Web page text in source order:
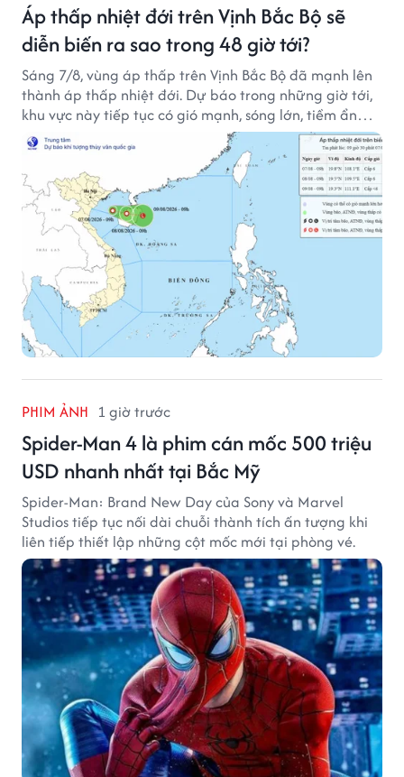
Áp thấp nhiệt đới trên Vịnh Bắc Bộ sẽ
diễn biến ra sao trong 48 giờ tới?
Sáng 7/8, vùng áp thấp trên Vịnh Bắc Bộ đã mạnh lên
thành áp thấp nhiệt đới. Dự báo trong những giờ tới,
khu vực này tiếp tục có gió mạnh, sóng lớn, tiềm ẩn
nhiều nguy cơ đối với hoạt động của tàu thuyền trên
biển.
PHIM ẢNH 1 giờ trước
Spider-Man 4 là phim cán mốc 500 triệu
USD nhanh nhất tại Bắc Mỹ
Spider-Man: Brand New Day của Sony và Marvel
Studios tiếp tục nối dài chuỗi thành tích ấn tượng khi
liên tiếp thiết lập những cột mốc mới tại phòng vé.